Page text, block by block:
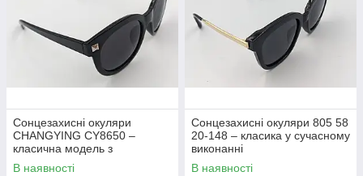
Сонцезахисні окуляри
CHANGYING CY8650 –
класична модель з
акцентними деталями
В наявності
Сонцезахисні окуляри 805 58
20-148 – класика у сучасному
виконанні
В наявності